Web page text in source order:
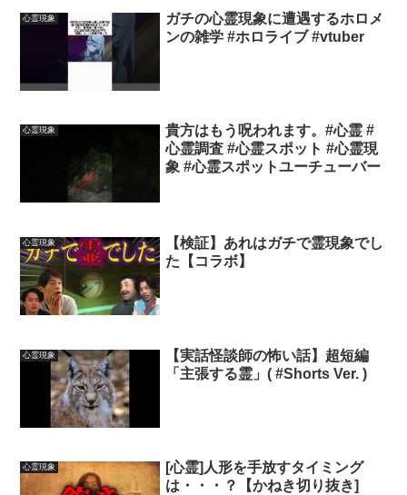
心霊現象
ガチの心霊現象に遭遇するホロメ
ンの雑学 #ホロライブ #vtuber
心霊現象
貴方はもう呪われます。#心霊 #
心霊調査 #心霊スポット #心霊現
象 #心霊スポットユーチューバー
心霊現象
【検証】あれはガチで霊現象でし
た【コラボ】
心霊現象
【実話怪談師の怖い話】超短編
「主張する霊」( #Shorts Ver. )
心霊現象
[心霊]人形を手放すタイミング
は・・・？【かねき切り抜き]